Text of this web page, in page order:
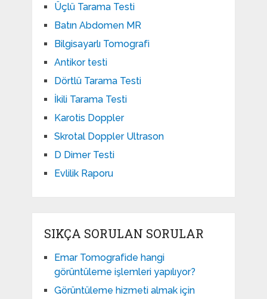
Üçlü Tarama Testi
Batın Abdomen MR
Bilgisayarlı Tomografi
Antikor testi
Dörtlü Tarama Testi
İkili Tarama Testi
Karotis Doppler
Skrotal Doppler Ultrason​
D Dimer Testi
Evlilik Raporu
SIKÇA SORULAN SORULAR
Emar Tomografide hangi
görüntüleme işlemleri yapılıyor?
Görüntüleme hizmeti almak için